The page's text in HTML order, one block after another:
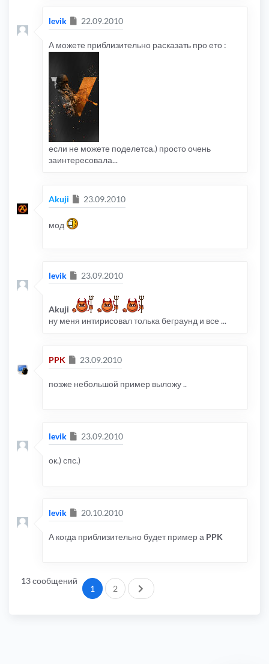
levik Сообщение
22.09.2010
А можете приблизительно расказать про ето :
если не можете поделетса.) просто очень
заинтересовала...
Akuji Сообщение
23.09.2010
мод
levik Сообщение
23.09.2010
Akuji
ну меня интирисовал толька беграунд и все ...
PPK Сообщение
23.09.2010
позже небольшой пример выложу ..
levik Сообщение
23.09.2010
ок.) спс.)
levik Сообщение
20.10.2010
А когда приблизительно будет пример а PPK
13 сообщений
1 2 След.